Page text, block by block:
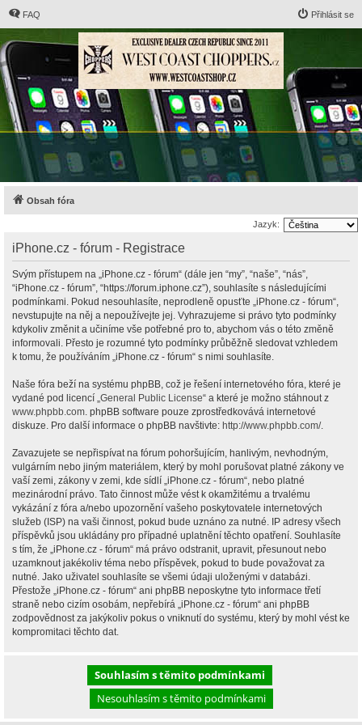
FAQ Přihlásit se
Obsah fóra
Jazyk:
iPhone.cz - fórum - Registrace
Svým přístupem na „iPhone.cz - fórum“ (dále jen “my”, “naše”, “nás”,
“iPhone.cz - fórum”, “https://forum.iphone.cz”), souhlasíte s následujícími
podmínkami. Pokud nesouhlasíte, neprodleně opusťte „iPhone.cz - fórum“,
nevstupujte na něj a nepoužívejte jej. Vyhrazujeme si právo tyto podmínky
kdykoliv změnit a učiníme vše potřebné pro to, abychom vás o této změně
informovali. Přesto je rozumné tyto podmínky průběžně sledovat vzhledem
k tomu, že používáním „iPhone.cz - fórum“ s nimi souhlasíte.
Naše fóra beží na systému phpBB, což je řešení internetového fóra, které je
vydané pod licencí „General Public License“ a které je možno stáhnout z
www.phpbb.com. phpBB software pouze zprostředkovává internetové
diskuze. Pro další informace o phpBB navštivte: http://www.phpbb.com/.
Zavazujete se nepřispívat na fórum pohoršujícím, hanlivým, nevhodným,
vulgárním nebo jiným materiálem, který by mohl porušovat platné zákony ve
vaší zemi, zákony v zemi, kde sídlí „iPhone.cz - fórum“, nebo platné
mezinárodní právo. Tato činnost může vést k okamžitému a trvalému
vykázání z fóra a/nebo upozornění vašeho poskytovatele internetových
služeb (ISP) na vaši činnost, pokud bude uznáno za nutné. IP adresy všech
příspěvků jsou ukládány pro případné uplatnění těchto opatření. Souhlasíte
s tím, že „iPhone.cz - fórum“ má právo odstranit, upravit, přesunout nebo
uzamknout jakékoliv téma nebo příspěvek, pokud to bude považovat za
nutné. Jako uživatel souhlasíte se všemi údaji uloženými v databázi.
Přestože „iPhone.cz - fórum“ ani phpBB neposkytne tyto informace třetí
straně nebo cizím osobám, nepřebírá „iPhone.cz - fórum“ ani phpBB
zodpovědnost za jakýkoliv pokus o vniknutí do systému, který by mohl vést ke
kompromitaci těchto dat.